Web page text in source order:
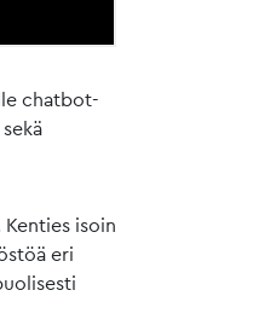
chatbot-
isoin
eri